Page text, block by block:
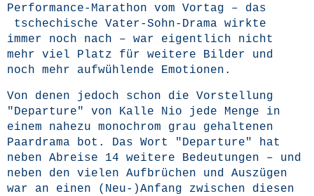
Per­for­mance-Mara­thon vom Vor­tag – das
tsche­chi­sche Vater-Sohn-Dra­ma wirk­te
immer noch nach – war eigent­lich nicht
mehr viel Platz für wei­te­re Bil­der und
noch mehr auf­wüh­len­de Emotionen.
Von denen jedoch schon die Vor­stel­lung
"Depar­tu­re"
von Kal­le Nio jede Men­ge in
einem nahe­zu mono­chrom grau gehal­te­nen
Paar­dra­ma bot. Das Wort "Depar­tu­re" hat
neben Abrei­se 14 wei­te­re Bedeu­tun­gen – und
neben den vie­len Auf­brü­chen und Aus­zü­gen
war an einen (Neu-)Anfang zwi­schen die­sen